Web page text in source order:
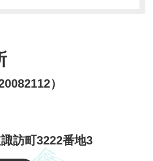
）
訪町3222番地3